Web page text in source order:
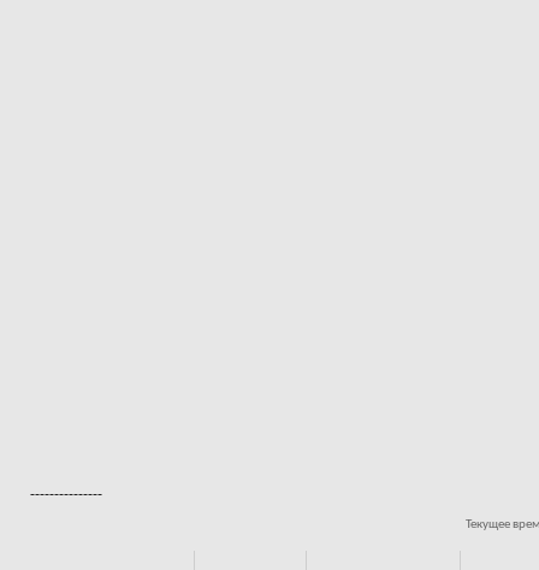
---------------
Текущее